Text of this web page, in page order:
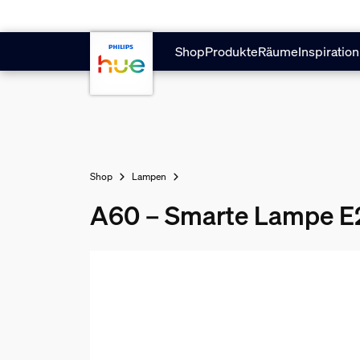
ShopProdukteRäumeInspiration
Shop Lampen
A60 – Smarte Lampe